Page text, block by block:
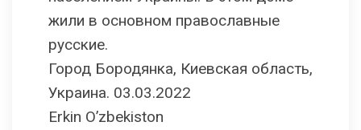
жили в основном православные
русские.
Город Бородянка, Киевская область,
Украина. 03.03.2022
Erkin O’zbekiston